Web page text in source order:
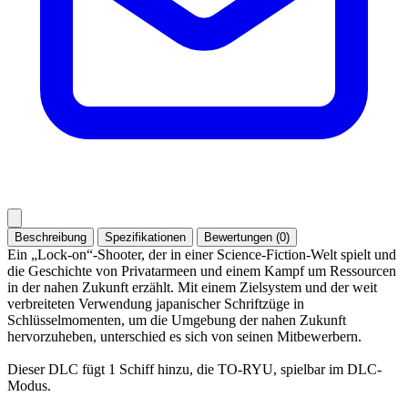
Beschreibung Spezifikationen Bewertungen (0)
Ein „Lock-on“-Shooter, der in einer Science-Fiction-Welt spielt und
die Geschichte von Privatarmeen und einem Kampf um Ressourcen
in der nahen Zukunft erzählt. Mit einem Zielsystem und der weit
verbreiteten Verwendung japanischer Schriftzüge in
Schlüsselmomenten, um die Umgebung der nahen Zukunft
hervorzuheben, unterschied es sich von seinen Mitbewerbern.
Dieser DLC fügt 1 Schiff hinzu, die TO-RYU, spielbar im DLC-
Modus.